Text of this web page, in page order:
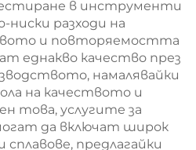
в инструменти
ниски разходи на
и повторяемостта
еднакво качество през
намалявайки
на качеството и
това, услугите за
да включат широк
предлагайки